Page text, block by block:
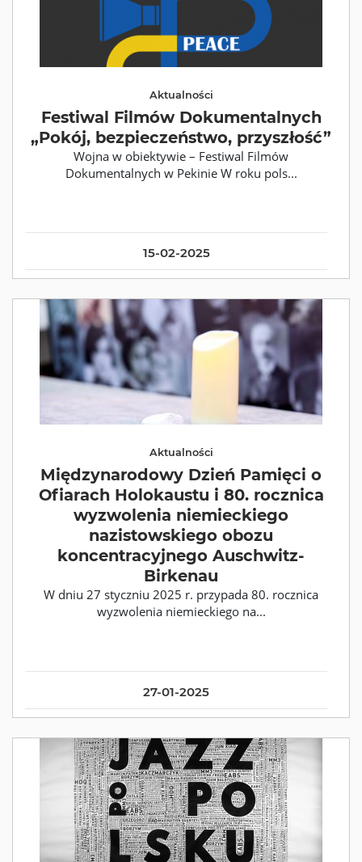
15-02-2025
Aktualności
Festiwal Filmów Dokumentalnych
„Pokój, bezpieczeństwo, przyszłość”
Wojna w obiektywie – Festiwal Filmów
Dokumentalnych w Pekinie W roku pols...
27-01-2025
Aktualności
Międzynarodowy Dzień Pamięci o
Ofiarach Holokaustu i 80. rocznica
wyzwolenia niemieckiego
nazistowskiego obozu
koncentracyjnego Auschwitz-
Birkenau
W dniu 27 styczniu 2025 r. przypada 80. rocznica
wyzwolenia niemieckiego na...